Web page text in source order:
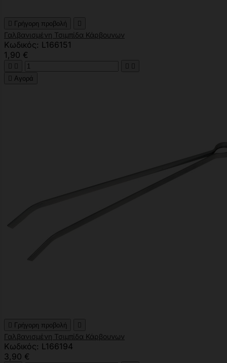
 Γρήγορη προβολή 
Γαλβανισμένη Τσιμπίδα Κάρβουνων
Κωδικός: L166151
1,90 €
   
 Αγορά
 Γρήγορη προβολή 
Γαλβανισμένη Τσιμπίδα Κάρβουνων
Κωδικός: L166194
3,90 €